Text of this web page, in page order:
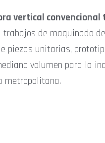
vertical convencional
trabajos de maquinado de
piezas unitarias,
volumen para la
metropolitana.